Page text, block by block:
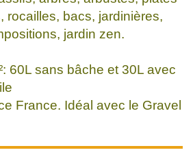
rocailles, bacs, jardinières,
jardin zen.
60L sans bâche et 30L avec
France. Idéal avec le Gravel